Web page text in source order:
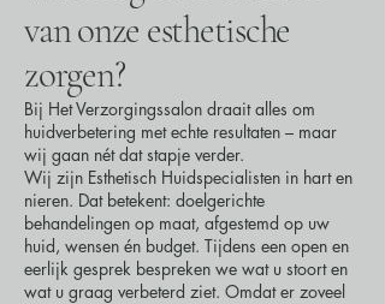
van onze esthetische
zorgen?
Bij Het Verzorgingssalon draait alles om
huidverbetering met echte resultaten – maar
wij gaan nét dat stapje verder.
Wij zijn Esthetisch Huidspecialisten in hart en
nieren. Dat betekent: doelgerichte
behandelingen op maat, afgestemd op uw
huid, wensen én budget. Tijdens een open en
eerlijk gesprek bespreken we wat u stoort en
wat u graag verbeterd ziet. Omdat er zoveel